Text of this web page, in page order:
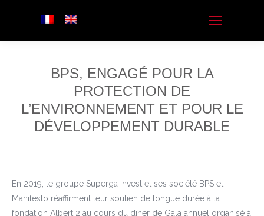
BPS, ENGAGÉ POUR LA
PROTECTION DE
L’ENVIRONNEMENT ET POUR LE
DÉVELOPPEMENT DURABLE
En 2019, le groupe Superga Invest et ses société BPS et
Manifesto réaffirment leur soutien de longue durée à la
fondation Albert 2 au cours du dîner de Gala annuel organisé à